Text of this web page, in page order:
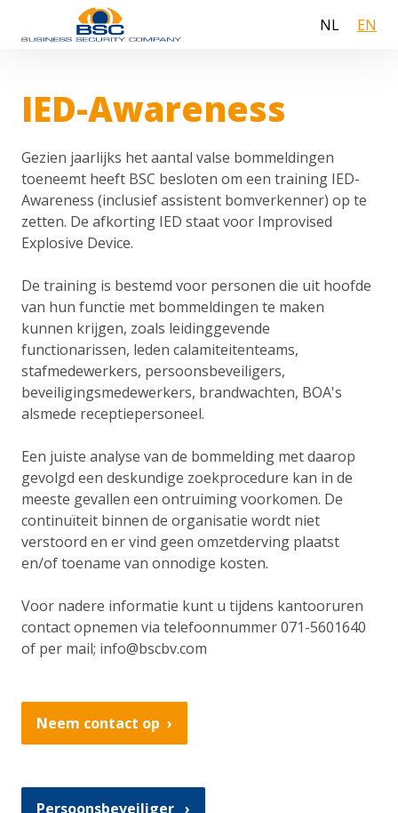
NL EN
IED-Awareness
Gezien jaarlijks het aantal valse bommeldingen
toeneemt heeft BSC besloten om een training IED-
Awareness (inclusief assistent bomverkenner) op te
zetten. De afkorting IED staat voor Improvised
Explosive Device.
De training is bestemd voor personen die uit hoofde
van hun functie met bommeldingen te maken
kunnen krijgen, zoals leidinggevende
functionarissen, leden calamiteitenteams,
stafmedewerkers, persoonsbeveiligers,
beveiligingsmedewerkers, brandwachten, BOA's
alsmede receptiepersoneel.
Een juiste analyse van de bommelding met daarop
gevolgd een deskundige zoekprocedure kan in de
meeste gevallen een ontruiming voorkomen. De
continuïteit binnen de organisatie wordt niet
verstoord en er vind geen omzetderving plaatst
en/of toename van onnodige kosten.
Voor nadere informatie kunt u tijdens kantooruren
contact opnemen via telefoonnummer 071-5601640
of per mail; info@bscbv.com
Neem contact op
Persoonsbeveiliger